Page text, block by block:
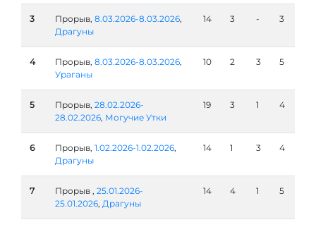
3 Прорыв, 8.03.2026-8.03.2026,
Драгуны
14 3 - 3
4 Прорыв, 8.03.2026-8.03.2026,
Ураганы
10 2 3 5
5 Прорыв, 28.02.2026-
28.02.2026, Могучие Утки
19 3 1 4
6 Прорыв, 1.02.2026-1.02.2026,
Драгуны
14 1 3 4
7 Прорыв , 25.01.2026-
25.01.2026, Драгуны
14 4 1 5